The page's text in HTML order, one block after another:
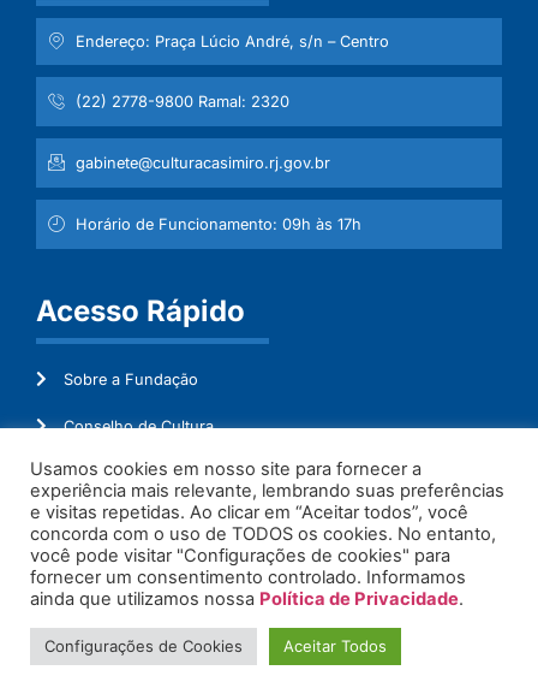
Endereço: Praça Lúcio André, s/n – Centro
(22) 2778-9800 Ramal: 2320
gabinete@culturacasimiro.rj.gov.br
Horário de Funcionamento: 09h às 17h
Acesso Rápido
Sobre a Fundação
Conselho de Cultura
Mapeamento Cultural
Transparência
Ouvidoria
Usamos cookies em nosso site para fornecer a
experiência mais relevante, lembrando suas preferências
e visitas repetidas. Ao clicar em “Aceitar todos”, você
concorda com o uso de TODOS os cookies. No entanto,
você pode visitar "Configurações de cookies" para
fornecer um consentimento controlado. Informamos
ainda que utilizamos nossa Política de Privacidade.
Configurações de Cookies Aceitar Todos